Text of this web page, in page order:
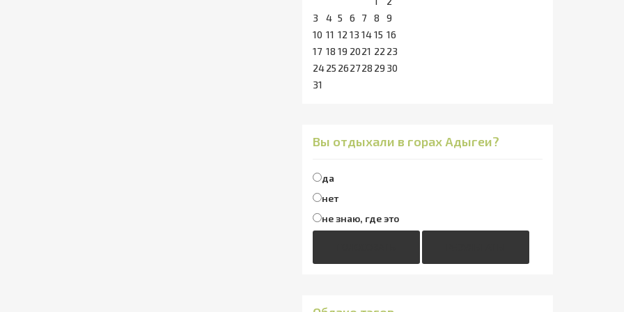
3
4 5 6 7 8
9
10 11 12 13 1415 16
17 18 19 2021 22 23
2425 262728 29 30
31
Вы отдыхали в горах Адыгеи?
да
нет
не знаю, где это